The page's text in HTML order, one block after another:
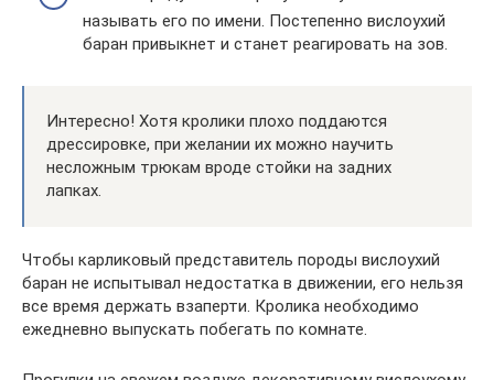
называть его по имени. Постепенно вислоухий
баран привыкнет и станет реагировать на зов.
Интересно! Хотя кролики плохо поддаются
дрессировке, при желании их можно научить
несложным трюкам вроде стойки на задних
лапках.
Чтобы карликовый представитель породы вислоухий
баран не испытывал недостатка в движении, его нельзя
все время держать взаперти. Кролика необходимо
ежедневно выпускать побегать по комнате.